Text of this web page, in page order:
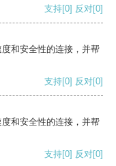
支持[0] 反对[0]
和安全性的连接，并帮
支持[0] 反对[0]
和安全性的连接，并帮
支持[0] 反对[0]